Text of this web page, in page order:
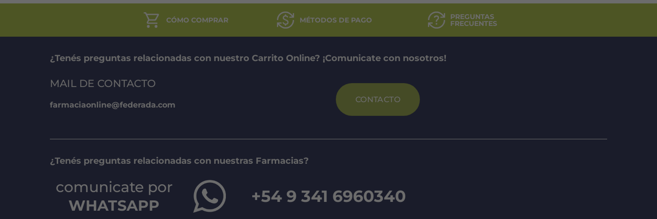
CÓMO COMPRAR MÉTODOS DE PAGO PREGUNTAS
FRECUENTES
¿Tenés preguntas relacionadas con nuestro Carrito Online? ¡Comunicate con nosotros!
MAIL DE CONTACTO
farmaciaonline@federada.com
CONTACTO
¿Tenés preguntas relacionadas con nuestras Farmacias?
comunicate por
WHATSAPP
+54 9 341 6960340